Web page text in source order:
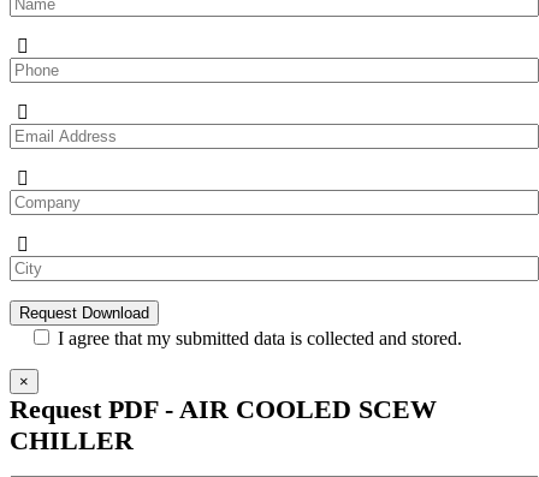
I agree that my submitted data is collected and stored.
×
Request PDF - AIR COOLED SCEW
CHILLER